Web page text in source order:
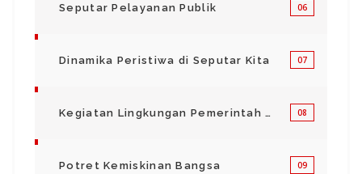
Seputar Pelayanan Publik 06
Dinamika Peristiwa di Seputar Kita 07
Kegiatan Lingkungan Pemerintah Kabupaten di Indonesia 08
Potret Kemiskinan Bangsa 09